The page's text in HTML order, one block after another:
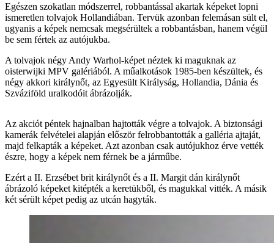
Egészen szokatlan módszerrel, robbantással akartak képeket lopni
ismeretlen tolvajok Hollandiában. Tervük azonban felemásan sült el,
ugyanis a képek nemcsak megsérültek a robbantásban, hanem végül
be sem fértek az autójukba.
A tolvajok négy Andy Warhol-képet néztek ki maguknak az
oisterwijki MPV galériából. A műalkotások 1985-ben készültek, és
négy akkori királynőt, az Egyesült Királyság, Hollandia, Dánia és
Szváziföld uralkodóit ábrázolják.
Az akciót péntek hajnalban hajtották végre a tolvajok. A biztonsági
kamerák felvételei alapján először felrobbantották a galléria ajtaját,
majd felkapták a képeket. Azt azonban csak autójukhoz érve vették
észre, hogy a képek nem férnek be a járműbe.
Ezért a II. Erzsébet brit királynőt és a II. Margit dán királynőt
ábrázoló képeket kitépték a keretükből, és magukkal vitték. A másik
két sérült képet pedig az utcán hagyták.